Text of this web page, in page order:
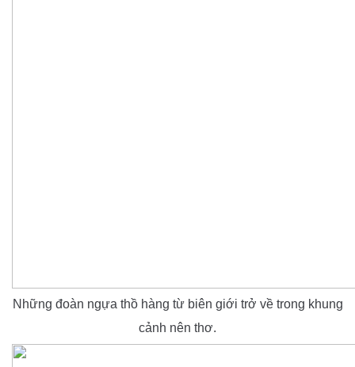
Những đoàn ngựa thồ hàng từ biên giới trở về trong khung
cảnh nên thơ.